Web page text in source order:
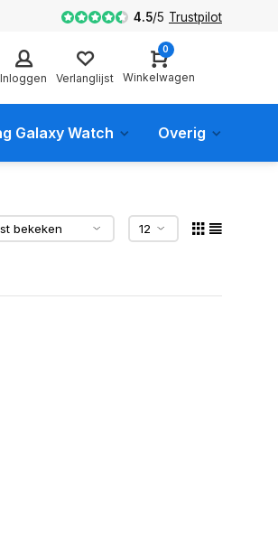
4.5/5 Trustpilot
Inloggen Verlanglijst
0
Winkelwagen
Galaxy Watch Overig